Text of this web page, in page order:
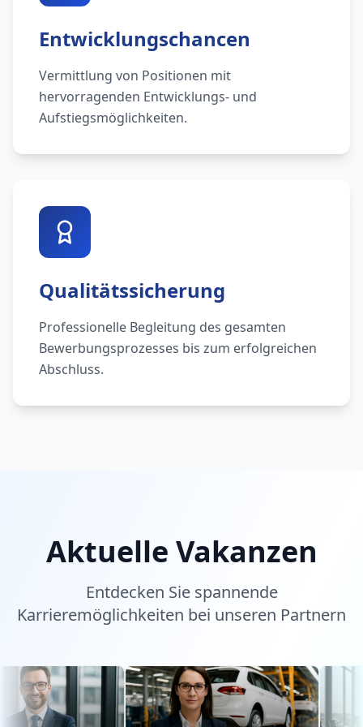
Entwicklungschancen
Vermittlung von Positionen mit
hervorragenden Entwicklungs- und
Aufstiegsmöglichkeiten.
Qualitätssicherung
Professionelle Begleitung des gesamten
Bewerbungsprozesses bis zum erfolgreichen
Abschluss.
Aktuelle Vakanzen
Entdecken Sie spannende
Karrieremöglichkeiten bei unseren Partnern